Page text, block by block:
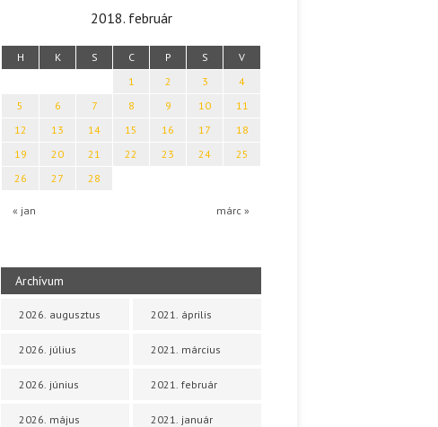
2018. február
H K S C P S V
« jan márc »
1 2 3
4
5
6 7 8 9 10
11
12
13 14 15 16 17
18
19
20 21 22 23 24
25
26
27 28
Archívum
2026. augusztus
2026. július
2026. június
2026. május
2021. április
2021. március
2021. február
2021. január